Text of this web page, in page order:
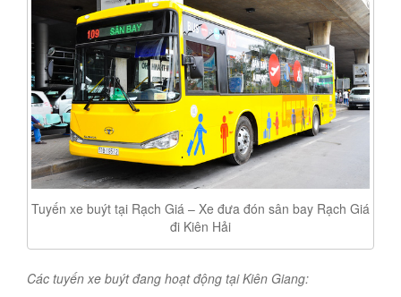
Tuyến xe buýt tại Rạch Giá – Xe đưa đón sân bay Rạch Giá
đi Kiên Hải
Các tuyến xe buýt đang hoạt động tại Kiên Giang: